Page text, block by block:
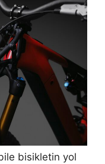
bisikletin yol